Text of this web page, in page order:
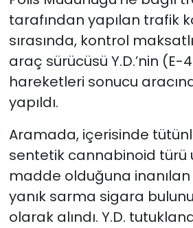
tarafından yapılan trafik
sırasında, kontrol
araç sürücüsü Y.D.’nin (E-
hareketleri sonucu
yapıldı.
Aramada, içerisinde
sentetik cannabinoid türü
madde olduğuna
yanık sarma sigara
olarak alındı. Y.D.